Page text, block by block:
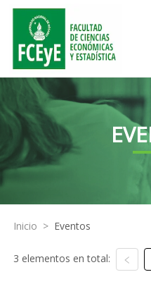
Inicio > Eventos
3 elementos en total: